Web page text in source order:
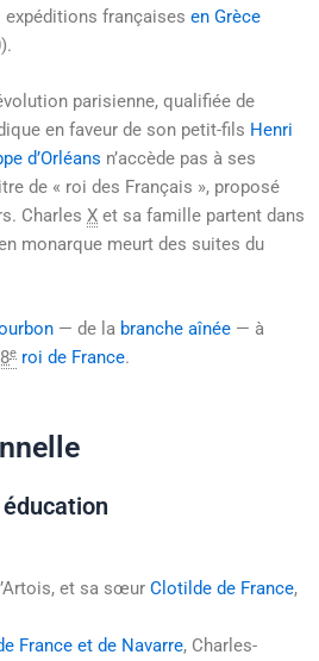
expéditions françaises en Grèce
parisienne, qualifiée de
en faveur de son petit-fils Henri
d’Orléans n’accède pas à ses
de « roi des Français », proposé
Charles X et sa famille partent dans
monarque meurt des suites du
— de la branche aînée — à
e roi de France.
et sa sœur Clotilde de France,
France et de Navarre, Charles-